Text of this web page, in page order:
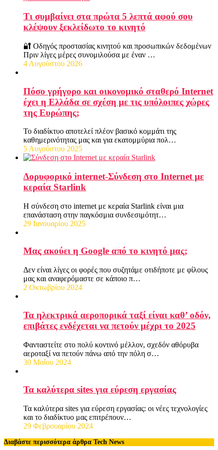
Τι συμβαίνει στα πρώτα 5 λεπτά αφού σου
κλέψουν ξεκλείδωτο το κινητό
🔐 Οδηγός προστασίας κινητού και προσωπικών δεδομένων
Πριν λίγες μέρες συνομιλούσα με έναν …
4 Αυγούστου 2026
Πόσο γρήγορο και οικονομικό σταθερό Internet
έχει η Ελλάδα σε σχέση με τις υπόλοιπες χώρες
της Ευρώπης;
Το διαδίκτυο αποτελεί πλέον βασικό κομμάτι της
καθημερινότητας μας και για εκατομμύρια πολ…
5 Αυγούστου 2025
Δορυφορικό internet-Σύνδεση στο Internet με
κεραία Starlink
Η σύνδεση στο internet με κεραία Starlink είναι μια
επανάσταση στην παγκόσμια συνδεσιμότητ…
29 Ιανουαρίου 2025
Μας ακούει η Google από το κινητό μας;
Δεν είναι λίγες οι φορές που συζητάμε οτιδήποτε με φίλους
μας και αναφερόμαστε σε κάποιο π…
2 Οκτωβρίου 2024
Τα ηλεκτρικά αεροπορικά ταξί είναι καθ’ οδόν,
επιβάτες ενδέχεται να πετούν μέχρι το 2025
Φανταστείτε στο πολύ κοντινό μέλλον, σχεδόν αθόρυβα
αεροταξί να πετούν πάνω από την πόλη σ…
30 Μαΐου 2024
Τα καλύτερα sites για εύρεση εργασίας
Τα καλύτερα sites για εύρεση εργασίας: οι νέες τεχνολογίες
και το διαδίκτυο μας επιτρέπουν…
29 Φεβρουαρίου 2024
Διαβάστε περισσότερα άρθρα Tech News